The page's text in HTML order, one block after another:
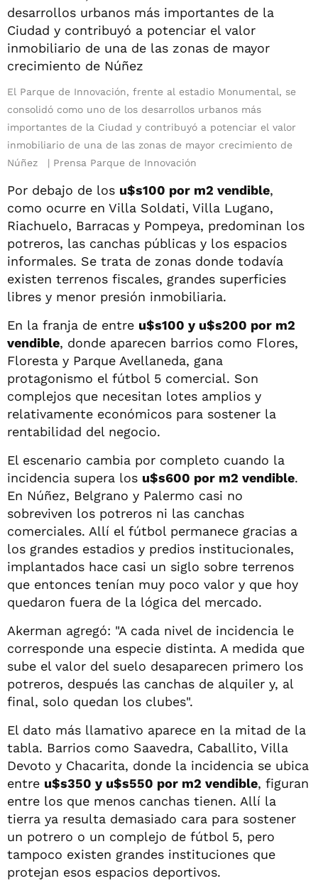
El Parque de Innovación, frente al estadio Monumental, se
consolidó como uno de los desarrollos urbanos más
importantes de la Ciudad y contribuyó a potenciar el valor
inmobiliario de una de las zonas de mayor crecimiento de
Núñez
Prensa Parque de Innovación
Por debajo de los u$s100 por m2 vendible,
como ocurre en Villa Soldati, Villa Lugano,
Riachuelo, Barracas y Pompeya, predominan los
potreros, las canchas públicas y los espacios
informales. Se trata de zonas donde todavía
existen terrenos fiscales, grandes superficies
libres y menor presión inmobiliaria.
En la franja de entre u$s100 y u$s200 por m2
vendible, donde aparecen barrios como Flores,
Floresta y Parque Avellaneda, gana
protagonismo el fútbol 5 comercial. Son
complejos que necesitan lotes amplios y
relativamente económicos para sostener la
rentabilidad del negocio.
El escenario cambia por completo cuando la
incidencia supera los u$s600 por m2 vendible.
En Núñez, Belgrano y Palermo casi no
sobreviven los potreros ni las canchas
comerciales. Allí el fútbol permanece gracias a
los grandes estadios y predios institucionales,
implantados hace casi un siglo sobre terrenos
que entonces tenían muy poco valor y que hoy
quedaron fuera de la lógica del mercado.
Akerman agregó: "A cada nivel de incidencia le
corresponde una especie distinta. A medida que
sube el valor del suelo desaparecen primero los
potreros, después las canchas de alquiler y, al
final, solo quedan los clubes".
El dato más llamativo aparece en la mitad de la
tabla. Barrios como Saavedra, Caballito, Villa
Devoto y Chacarita, donde la incidencia se ubica
entre u$s350 y u$s550 por m2 vendible, figuran
entre los que menos canchas tienen. Allí la
tierra ya resulta demasiado cara para sostener
un potrero o un complejo de fútbol 5, pero
tampoco existen grandes instituciones que
protejan esos espacios deportivos.